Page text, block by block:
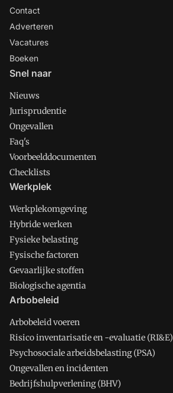
Contact
Adverteren
Vacatures
Boeken
Snel naar
Nieuws
Jurisprudentie
Ongevallen
Faq's
Voorbeelddocumenten
Checklists
Werkplek
Werkplekomgeving
Hybride werken
Fysieke belasting
Fysische factoren
Gevaarlijke stoffen
Biologische agentia
Arbobeleid
Arbobeleid voeren
Risico inventarisatie en -evaluatie (RI&E)
Psychosociale arbeidsbelasting (PSA)
Ongevallen en incidenten
Bedrijfshulpverlening (BHV)